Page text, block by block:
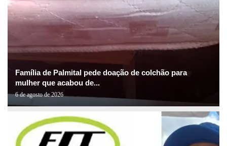
Família de Palmital pede doação de colchão para
mulher que acabou de...
6 de agosto de 2026